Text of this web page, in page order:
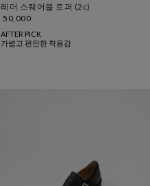
레더 스퀘어블 로퍼 (2c)
50,000
AFTER PICK
가볍고 편안한 착용감